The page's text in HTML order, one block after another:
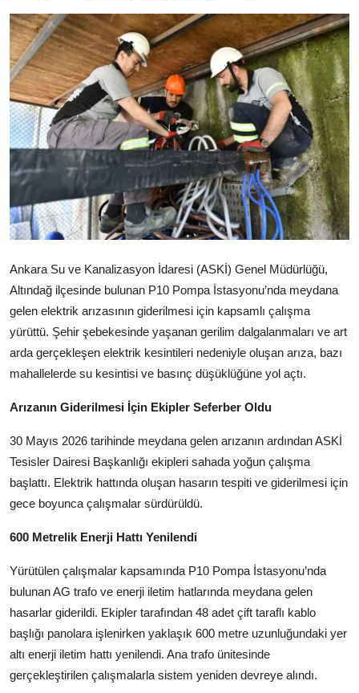
Teknoloji
Spor
TBMM Haberleri
Belediye
Sağlık
SON DAKİKA
Asayiş
Köşe Yazısı
Dernek
Gastronomi
E-GAZETE
Ankara Su ve Kanalizasyon İdaresi (ASKİ) Genel Müdürlüğü,
Altındağ ilçesinde bulunan P10 Pompa İstasyonu’nda meydana
gelen elektrik arızasının giderilmesi için kapsamlı çalışma
yürüttü. Şehir şebekesinde yaşanan gerilim dalgalanmaları ve art
arda gerçekleşen elektrik kesintileri nedeniyle oluşan arıza, bazı
mahallelerde su kesintisi ve basınç düşüklüğüne yol açtı.
Arızanın Giderilmesi İçin Ekipler Seferber Oldu
30 Mayıs 2026 tarihinde meydana gelen arızanın ardından ASKİ
Tesisler Dairesi Başkanlığı ekipleri sahada yoğun çalışma
başlattı. Elektrik hattında oluşan hasarın tespiti ve giderilmesi için
gece boyunca çalışmalar sürdürüldü.
600 Metrelik Enerji Hattı Yenilendi
Yürütülen çalışmalar kapsamında P10 Pompa İstasyonu’nda
bulunan AG trafo ve enerji iletim hatlarında meydana gelen
hasarlar giderildi. Ekipler tarafından 48 adet çift taraflı kablo
başlığı panolara işlenirken yaklaşık 600 metre uzunluğundaki yer
altı enerji iletim hattı yenilendi. Ana trafo ünitesinde
gerçekleştirilen çalışmalarla sistem yeniden devreye alındı.